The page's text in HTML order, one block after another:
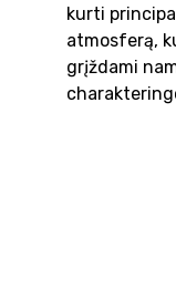
kurti
atmosferą,
grįždami